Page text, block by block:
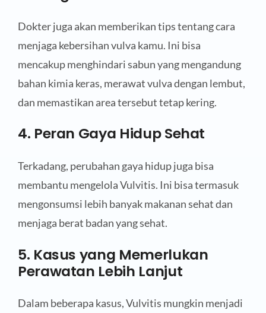
Dokter juga akan memberikan tips tentang cara
menjaga kebersihan vulva kamu. Ini bisa
mencakup menghindari sabun yang mengandung
bahan kimia keras, merawat vulva dengan lembut,
dan memastikan area tersebut tetap kering.
4. Peran Gaya Hidup Sehat
Terkadang, perubahan gaya hidup juga bisa
membantu mengelola Vulvitis. Ini bisa termasuk
mengonsumsi lebih banyak makanan sehat dan
menjaga berat badan yang sehat.
5. Kasus yang Memerlukan
Perawatan Lebih Lanjut
Dalam beberapa kasus, Vulvitis mungkin menjadi